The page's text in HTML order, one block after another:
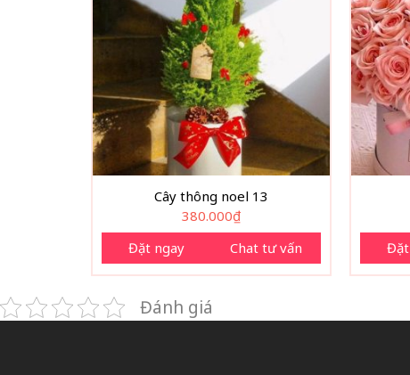
Cây thông noel 13
380.000₫
Đặt ngay
Chat tư vấn
Đánh giá